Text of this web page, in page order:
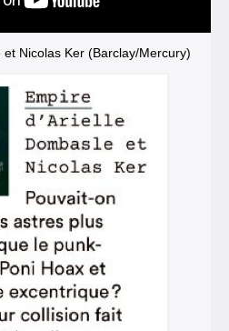
et Nicolas Ker (Barclay/Mercury)